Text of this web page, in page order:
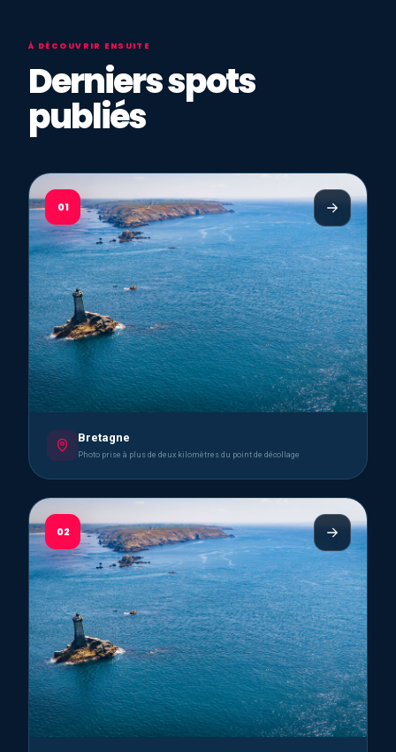
À DÉCOUVRIR ENSUITE
Derniers spots
publiés
01
Bretagne
Photo prise à plus de deux kilomètres du point de décollage
02